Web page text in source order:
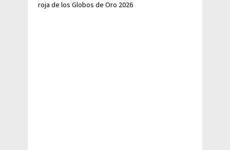
roja de los Globos de Oro 2026